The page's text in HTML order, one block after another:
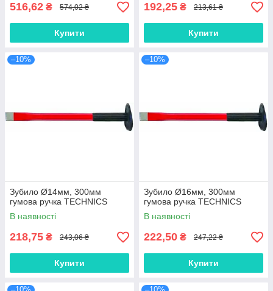
516,62 ₴ 574,02 ₴
Купити
192,25 ₴ 213,61 ₴
Купити
–10%
Зубило Ø14мм, 300мм
гумова ручка TECHNICS
В наявності
218,75 ₴ 243,06 ₴
Купити
–10%
Зубило Ø16мм, 300мм
гумова ручка TECHNICS
В наявності
222,50 ₴ 247,22 ₴
Купити